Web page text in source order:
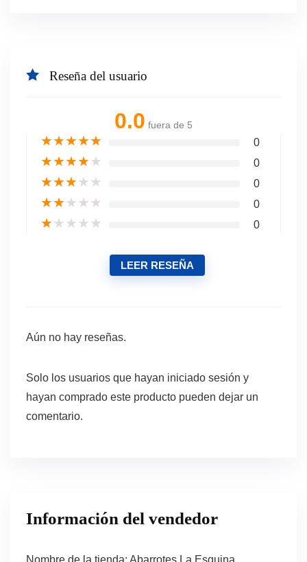
Reseña del usuario
0.0 fuera de 5
★★★★★ 0
★★★★★ 0
★★★★★ 0
★★★★★ 0
★★★★★ 0
LEER RESEÑA
Aún no hay reseñas.
Solo los usuarios que hayan iniciado sesión y
hayan comprado este producto pueden dejar un
comentario.
Información del vendedor